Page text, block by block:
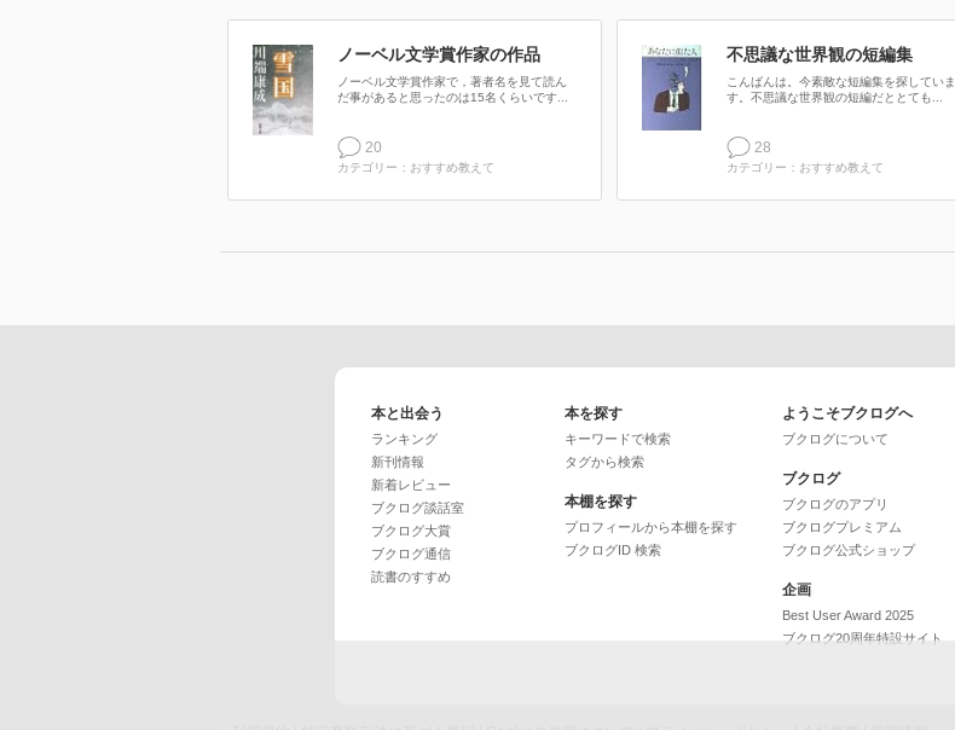
ノーベル文学賞作家の作品
ノーベル文学賞作家で，著者名を見て読ん
だ事があると思ったのは15名くらいです...
20
カテゴリー：おすすめ教えて
不思議な世界観の短編集
こんばんは。今素敵な短編集を探していま
す。不思議な世界観の短編だととても...
28
カテゴリー：おすすめ教えて
本と出会う
ランキング
新刊情報
新着レビュー
ブクログ談話室
ブクログ大賞
ブクログ通信
読書のすすめ
本を探す
キーワードで検索
タグから検索
本棚を探す
プロフィールから本棚を探す
ブクログID 検索
ようこそブクログへ
ブクログについて
ブクログ
ブクログのアプリ
ブクログプレミアム
ブクログ公式ショップ
企画
Best User Award 2025
ブクログ20周年特設サイト